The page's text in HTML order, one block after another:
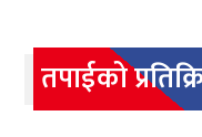
तपाईको